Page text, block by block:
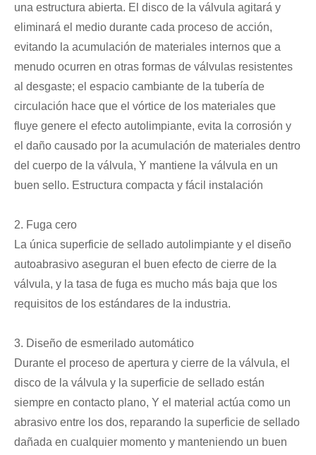
una estructura abierta. El disco de la válvula agitará y
eliminará el medio durante cada proceso de acción,
evitando la acumulación de materiales internos que a
menudo ocurren en otras formas de válvulas resistentes
al desgaste; el espacio cambiante de la tubería de
circulación hace que el vórtice de los materiales que
fluye genere el efecto autolimpiante, evita la corrosión y
el daño causado por la acumulación de materiales dentro
del cuerpo de la válvula, Y mantiene la válvula en un
buen sello. Estructura compacta y fácil instalación
2. Fuga cero
La única superficie de sellado autolimpiante y el diseño
autoabrasivo aseguran el buen efecto de cierre de la
válvula, y la tasa de fuga es mucho más baja que los
requisitos de los estándares de la industria.
3. Diseño de esmerilado automático
Durante el proceso de apertura y cierre de la válvula, el
disco de la válvula y la superficie de sellado están
siempre en contacto plano, Y el material actúa como un
abrasivo entre los dos, reparando la superficie de sellado
dañada en cualquier momento y manteniendo un buen